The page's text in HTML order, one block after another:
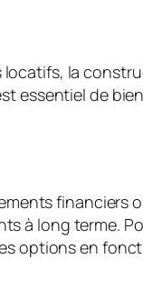
locatifs, la
essentiel de
financiers
à long terme.
options en